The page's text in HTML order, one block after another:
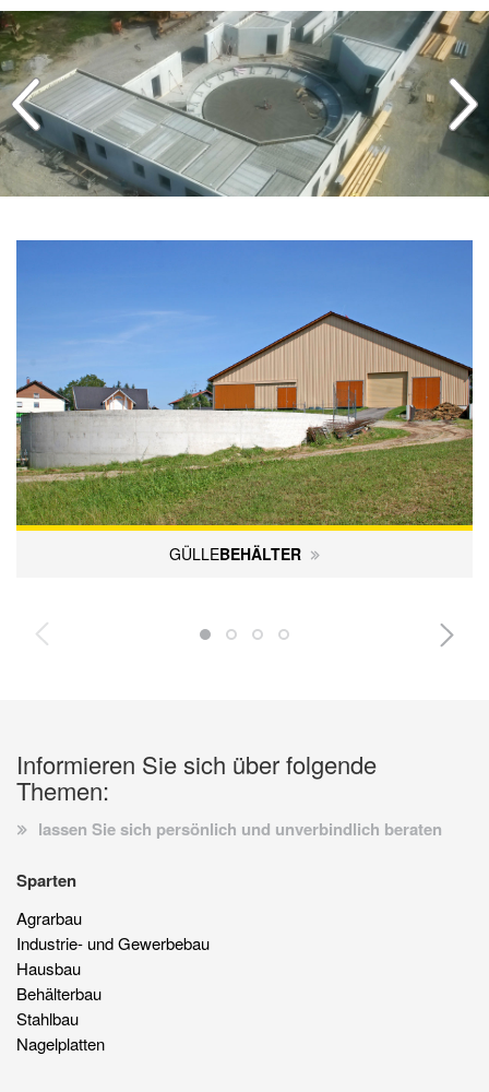
GÜLLE­BEHÄLTER
Informieren Sie sich über folgende
Themen:
lassen Sie sich persönlich und unverbindlich beraten
Sparten
Agrarbau
Industrie- und Gewerbebau
Hausbau
Behälterbau
Stahlbau
Nagelplatten